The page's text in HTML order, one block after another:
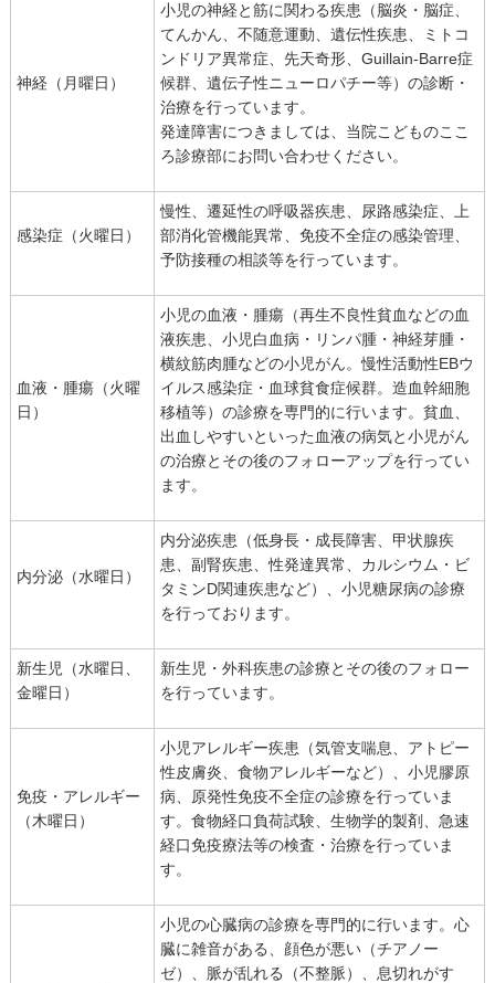
神経（月曜日）
小児の神経と筋に関わる疾患（脳炎・脳症、
てんかん、不随意運動、遺伝性疾患、ミトコ
ンドリア異常症、先天奇形、Guillain-Barre症
候群、遺伝子性ニューロパチー等）の診断・
治療を行っています。
発達障害につきましては、当院こどものここ
ろ診療部にお問い合わせください。
感染症（火曜日）
慢性、遷延性の呼吸器疾患、尿路感染症、上
部消化管機能異常、免疫不全症の感染管理、
予防接種の相談等を行っています。
血液・腫瘍（火曜
日）
小児の血液・腫瘍（再生不良性貧血などの血
液疾患、小児白血病・リンパ腫・神経芽腫・
横紋筋肉腫などの小児がん。慢性活動性EBウ
イルス感染症・血球貧食症候群。造血幹細胞
移植等）の診療を専門的に行います。貧血、
出血しやすいといった血液の病気と小児がん
の治療とその後のフォローアップを行ってい
ます。
内分泌（水曜日）
内分泌疾患（低身長・成長障害、甲状腺疾
患、副腎疾患、性発達異常、カルシウム・ビ
タミンD関連疾患など）、小児糖尿病の診療
を行っております。
新生児（水曜日、
金曜日）
新生児・外科疾患の診療とその後のフォロー
を行っています。
免疫・アレルギー
（木曜日）
小児アレルギー疾患（気管支喘息、アトピー
性皮膚炎、食物アレルギーなど）、小児膠原
病、原発性免疫不全症の診療を行っていま
す。食物経口負荷試験、生物学的製剤、急速
経口免疫療法等の検査・治療を行っていま
す。
小児の心臓病の診療を専門的に行います。心
臓に雑音がある、顔色が悪い（チアノー
ゼ）、脈が乱れる（不整脈）、息切れがす